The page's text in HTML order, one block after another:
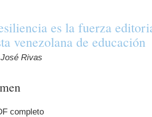
es la fuerza
venezolana de educación
Rivas
completo